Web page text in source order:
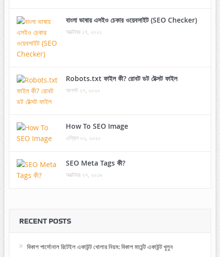
বাংলা ভাষায় এসইও চেকার ওয়েবসাইট (SEO Checker)
অক্টোবর ১৭, ২০২১
Robots.txt ফাইল কী? রোবট ডট টেক্সট ফাইল
আগস্ট ২৭, ২০২০
How To SEO Image
এপ্রিল ০২, ২০২০
SEO Meta Tags কী?
অক্টোবর ২৭, ২০১৯
RECENT POSTS
বিকাশ পার্সোনাল রিটেইল একাউন্ট খোলার নিয়ম: বিকাশ মার্চেন্ট একাউন্ট খুলুন